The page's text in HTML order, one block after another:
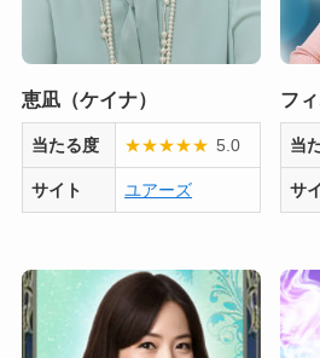
恵凪（ケイナ）
当たる度 ★★★★★ 5.0
サイト ユアーズ
フ
当
サ